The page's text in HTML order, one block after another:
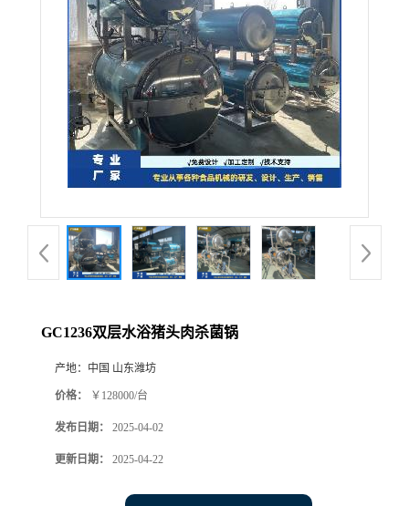
GC1236双层水浴猪头肉杀菌锅
产地： 中国 山东潍坊
价格： ￥128000/台
发布日期： 2025-04-02
更新日期： 2025-04-22